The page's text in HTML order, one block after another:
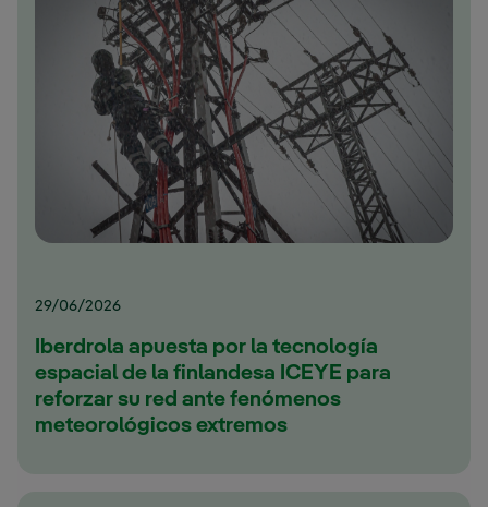
29/06/2026
Iberdrola apuesta por la tecnología
espacial de la finlandesa ICEYE para
reforzar su red ante fenómenos
meteorológicos extremos